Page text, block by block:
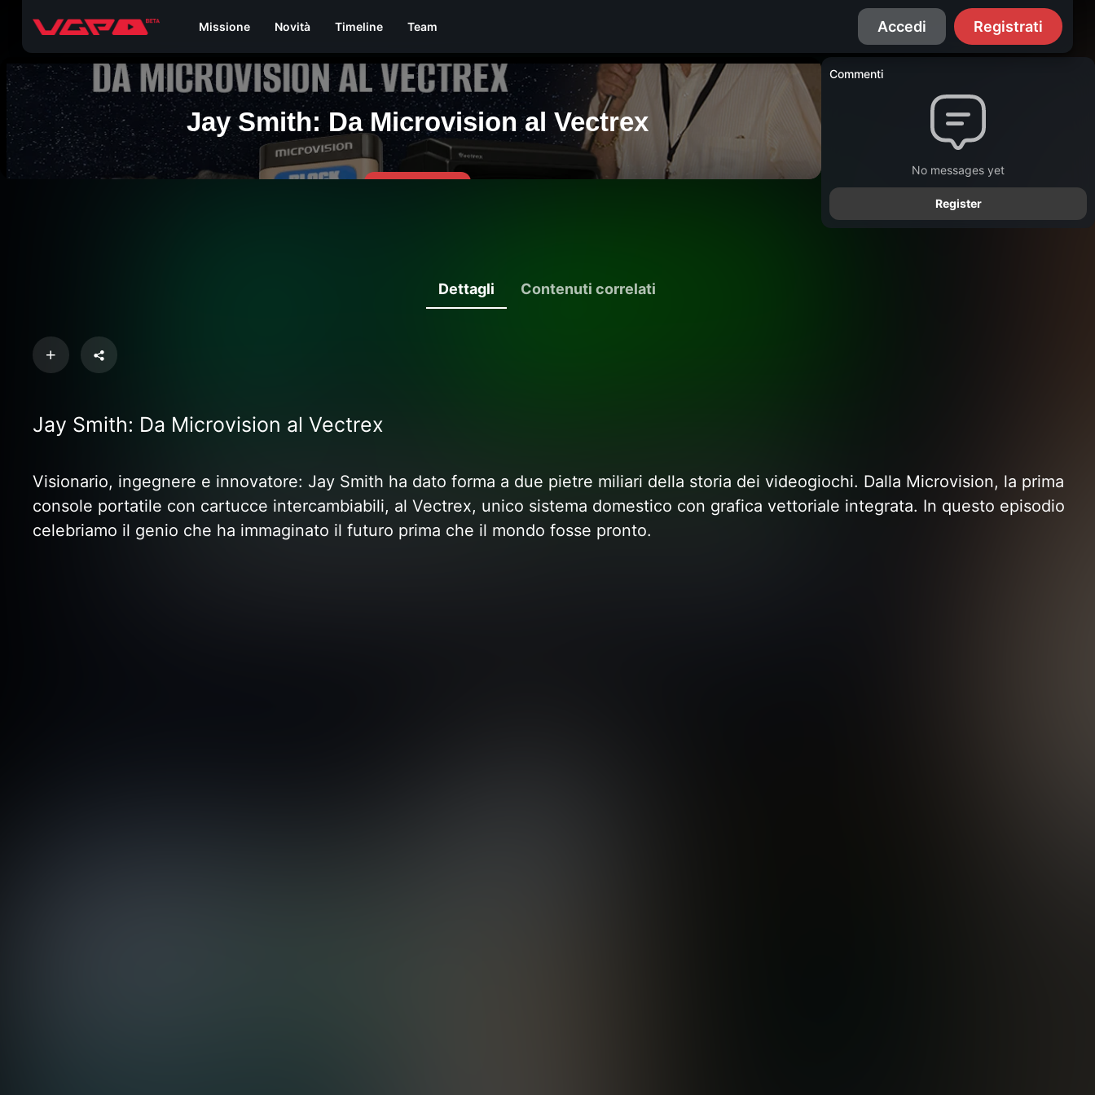
Missione Novità Timeline Team Accedi Registrati
Commenti
No messages yet
Register
Dettagli Contenuti correlati
Jay Smith: Da Microvision al Vectrex
Visionario, ingegnere e innovatore: Jay Smith ha dato forma a due pietre miliari della storia dei videogiochi. Dalla Microvision, la prima
console portatile con cartucce intercambiabili, al Vectrex, unico sistema domestico con grafica vettoriale integrata. In questo episodio
celebriamo il genio che ha immaginato il futuro prima che il mondo fosse pronto.